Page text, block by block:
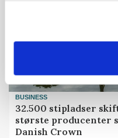
BUSINESS
32.500 stipladser
største producenter
Danish Crown